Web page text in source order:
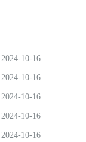
2024-10-16
2024-10-16
2024-10-16
2024-10-16
2024-10-16